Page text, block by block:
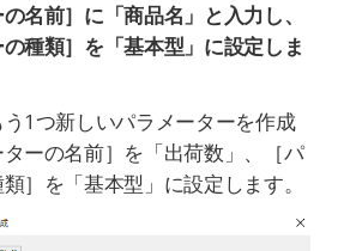
の名前］に「商品名」と入力し、
の種類］を「基本型」に設定しま
1つ新しいパラメーターを作成
ーの名前］を「出荷数」、［パ
］を「基本型」に設定します。